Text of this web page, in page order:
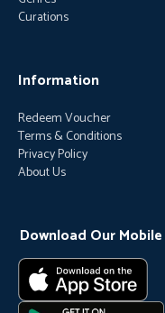
Curations
Information
Redeem Voucher
Terms & Conditions
Privacy Policy
About Us
Download Our